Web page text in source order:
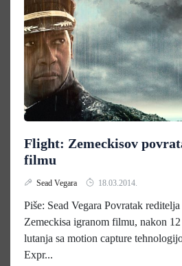
Flight: Zemeckisov
filmu
Sead Vegara 18.03.2014.
Piše: Sead Vegara Povratak
Zemeckisa igranom filmu, nakon
lutanja sa motion capture
Expr...